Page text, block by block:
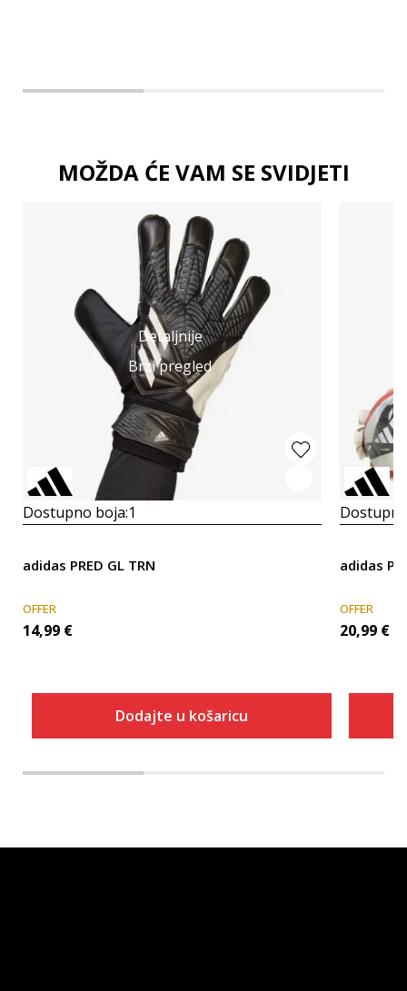
MOŽDA ĆE VAM SE SVIDJETI
Detaljnije
Brzi pregled
Dostupno boja:1
adidas PRED GL TRN
OFFER
14,99 €
Dodajte u košaricu
adidas
OFFER
20,99 €